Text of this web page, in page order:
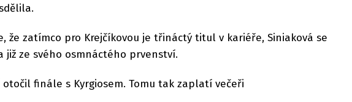
že zatímco pro Krejčíkovou je třináctý titul v kariéře, Siniaková se
již ze svého osmnáctého prvenství.
otočil finále s Kyrgiosem. Tomu tak zaplatí večeři